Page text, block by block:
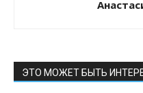
ЭТО МОЖЕТ БЫТЬ